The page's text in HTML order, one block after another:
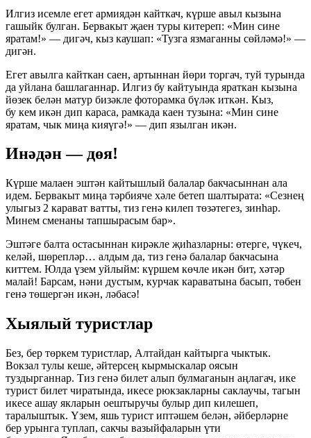
Илгиз исемле егет армиядән кайткач, күрше авыл кызына
гашыйк булган. Бервакыт җаен туры китереп: «Мин сине
яратам!» — дигәч, кыз каушап: «Тузга язмаганны сөйләмә!» —
дигән.
Егет авылга кайткан саен, артыннан йөри торгач, туй турында
да уйлана башлаганнар. Илгиз бу кайтуында яраткан кызына
йөзек белән матур бизәкле фоторамка бүләк иткән. Кыз,
бу кем икән дип караса, рамкада каен тузына: «Мин сине
яратам, чык миңа кияүгә!» — дип язылган икән.
Инәдән — дөя!
Күрше малаен эштән кайтышлый балалар бакчасыннан ала
идем. Бервакыт миңа тәрбияче хәле бетеп шалтырата: «Сезнең
улыгыз 2 карават ватты, тиз генә килеп төзәтегез, зинһар.
Минем сменаны тапшырасым бар».
Эштәге балта остасыннан кирәкле җиһазларны: өтерге, чүкеч,
келәй, шөрепләр… алдым да, тиз генә балалар бакчасына
киттем. Юлда үзем уйлыйм: күршем көчле икән бит, хәтәр
малай! Барсам, нәни дустым, курчак караватына басып, төбен
генә төшергән икән, ләбасә!
Хыялый туристлар
Без, бер төркем туристлар, Алтайдан кайтырга чыктык.
Вокзал тулы кеше, әйтерсең кырмыскалар оясын
туздырганнар. Тиз генә билет алып булмаганын аңлагач, ике
турист билет чиратында, икесе рюкзакларны саклаучы, тагын
икесе ашау якларын оештыручы булыр дип килешеп,
таралыштык. Үзем, яшь турист иптәшем белән, әйберләрне
бер урынга туплап, сакчы вазыйфаларын үти